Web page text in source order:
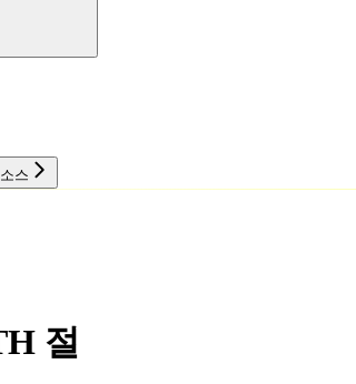
스
절